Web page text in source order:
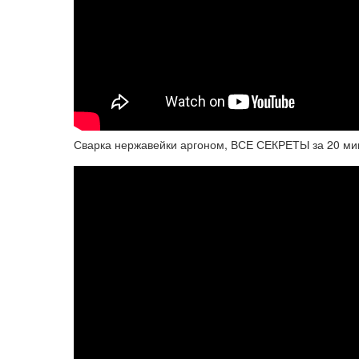
Сварка нержавейки аргоном, ВСЕ СЕКРЕТЫ за 20